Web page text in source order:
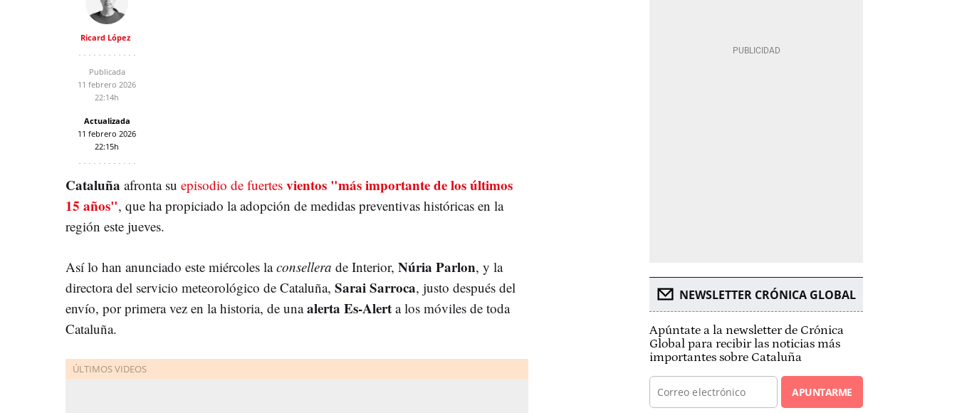
Ricard López
Publicada
11 febrero 2026
22:14h
Actualizada
11 febrero 2026
22:15h
Cataluña afronta su episodio de fuertes vientos "más importante de los últimos
15 años", que ha propiciado la adopción de medidas preventivas históricas en la
región este jueves.
Así lo han anunciado este miércoles laconsellera de Interior, Núria Parlon, y la
directora del servicio meteorológico de Cataluña, Sarai Sarroca, justo después del
envío, por primera vez en la historia, de unaalerta Es-Alert a los móviles de toda
Cataluña.
NEWSLETTER CRÓNICA GLOBAL
Apúntate a la newsletter de Crónica
Global para recibir las noticias más
importantes sobre Cataluña
APUNTARME